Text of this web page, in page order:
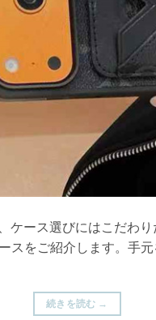
ケース選びにはこだわ
スをご紹介します。手
続きを読む →